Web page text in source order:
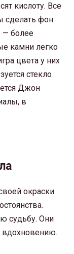
кислоту. Все
сделать фон
— более
камни легко
цвета у них
стекло
Джон
в
окраски
судьбу. Они
вдохновению.